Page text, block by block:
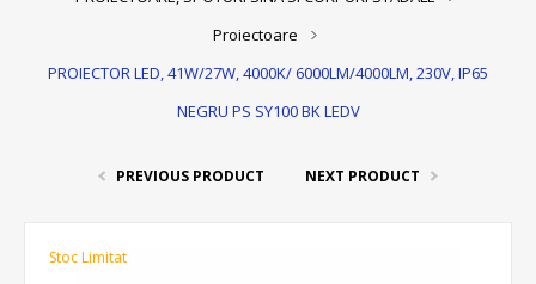
Proiectoare
PROIECTOR LED, 41W/27W, 4000K/ 6000LM/4000LM, 230V, IP65
NEGRU PS SY100 BK LEDV
PREVIOUS PRODUCT NEXT PRODUCT
Stoc Limitat